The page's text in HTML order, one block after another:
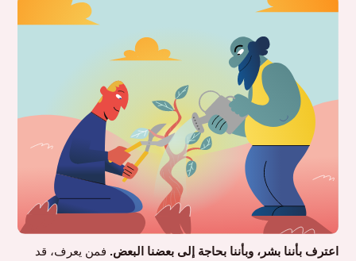
اعترف بأننا بشر، وبأننا بحاجة إلى بعضنا البعض. فمن يعرف، قد